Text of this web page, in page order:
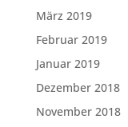
März 2019
Februar 2019
Januar 2019
Dezember 2018
November 2018